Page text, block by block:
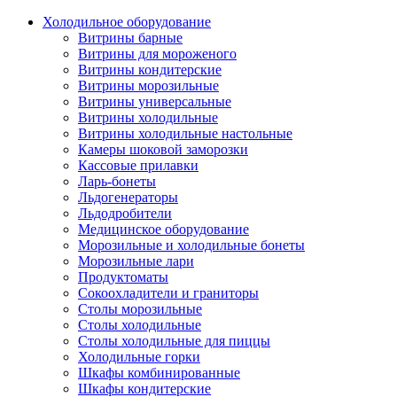
Холодильное оборудование
Витрины барные
Витрины для мороженого
Витрины кондитерские
Витрины морозильные
Витрины универсальные
Витрины холодильные
Витрины холодильные настольные
Камеры шоковой заморозки
Кассовые прилавки
Ларь-бонеты
Льдогенераторы
Льдодробители
Медицинское оборудование
Морозильные и холодильные бонеты
Морозильные лари
Продуктоматы
Сокоохладители и граниторы
Столы морозильные
Столы холодильные
Столы холодильные для пиццы
Холодильные горки
Шкафы комбинированные
Шкафы кондитерские